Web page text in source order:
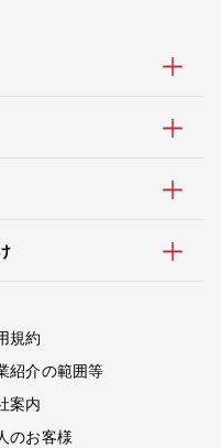
規約
紹介の範囲等
案内
のお客様